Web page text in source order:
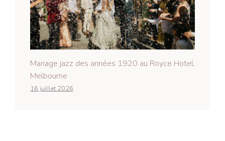
Mariage jazz des années 1920 au Royce Hotel,
Melbourne
16 juillet 2026